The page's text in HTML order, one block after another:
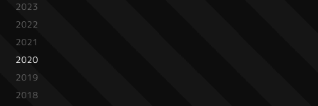
2023
2022
2021
2020
2019
2018